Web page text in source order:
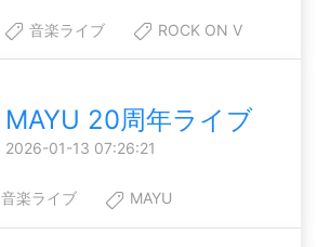
音楽ライブ ROCK ON V
MAYU 20周年ライブ
2026-01-13 07:26:21
音楽ライブ MAYU